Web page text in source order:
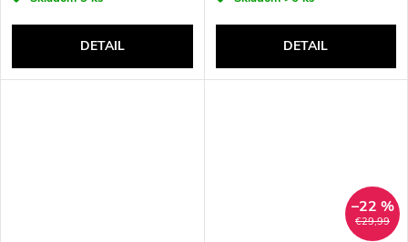
DETAIL DETAIL
€29,99
–22 %